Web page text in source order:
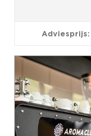
Adviesprijs: